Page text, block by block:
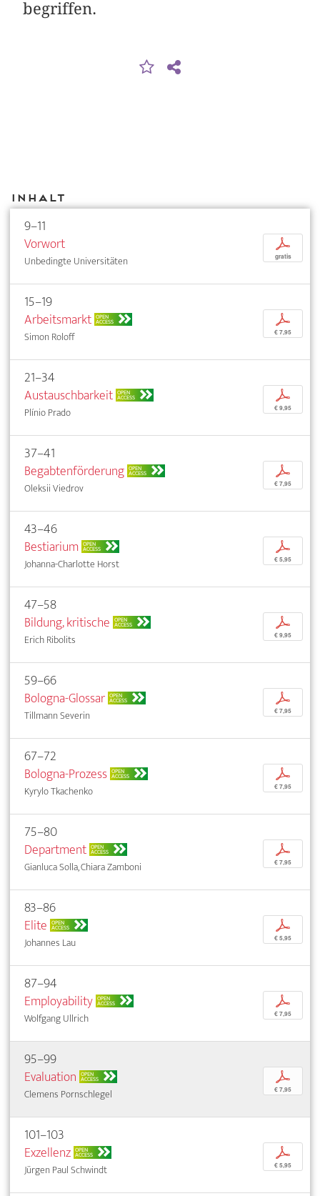
begriffen.
Inhalt
9–11
Vorwort
Unbedingte Universitäten
p
gratis
15–19
Arbeitsmarkt OPEN
ACCESS
Simon Roloff
p
€ 7,95
21–34
Austauschbarkeit OPEN
ACCESS
Plínio Prado
p
€ 9,95
37–41
Begabtenförderung OPEN
ACCESS
Oleksii Viedrov
p
€ 7,95
43–46
Bestiarium OPEN
ACCESS
Johanna-Charlotte Horst
p
€ 5,95
47–58
Bildung, kritische OPEN
ACCESS
Erich Ribolits
p
€ 9,95
59–66
Bologna-Glossar OPEN
ACCESS
Tillmann Severin
p
€ 7,95
67–72
Bologna-Prozess OPEN
ACCESS
Kyrylo Tkachenko
p
€ 7,95
75–80
Department OPEN
ACCESS
Gianluca Solla, Chiara Zamboni
p
€ 7,95
83–86
Elite OPEN
ACCESS
Johannes Lau
p
€ 5,95
87–94
Employability OPEN
ACCESS
Wolfgang Ullrich
p
€ 7,95
95–99
Evaluation OPEN
ACCESS
Clemens Pornschlegel
p
€ 7,95
101–103
Exzellenz OPEN
ACCESS
Jürgen Paul Schwindt
p
€ 5,95